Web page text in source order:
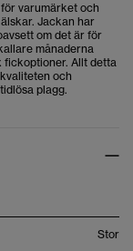
varumärket och
Jackan har
om det är för
månaderna
fickoptioner. Allt detta
och
plagg.
Stor